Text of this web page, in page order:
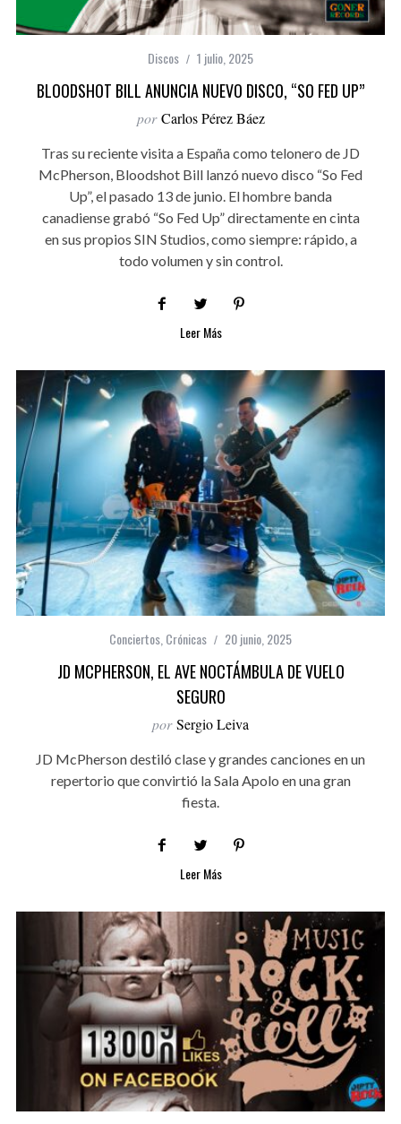
Discos 1 julio, 2025
BLOODSHOT BILL ANUNCIA NUEVO DISCO, “SO FED UP”
por Carlos Pérez Báez
Tras su reciente visita a España como telonero de JD
McPherson, Bloodshot Bill lanzó nuevo disco “So Fed
Up”, el pasado 13 de junio. El hombre banda
canadiense grabó “So Fed Up” directamente en cinta
en sus propios SIN Studios, como siempre: rápido, a
todo volumen y sin control.
Leer Más
Conciertos Crónicas 20 junio, 2025
JD MCPHERSON, EL AVE NOCTÁMBULA DE VUELO
SEGURO
por Sergio Leiva
JD McPherson destiló clase y grandes canciones en un
repertorio que convirtió la Sala Apolo en una gran
fiesta.
Leer Más